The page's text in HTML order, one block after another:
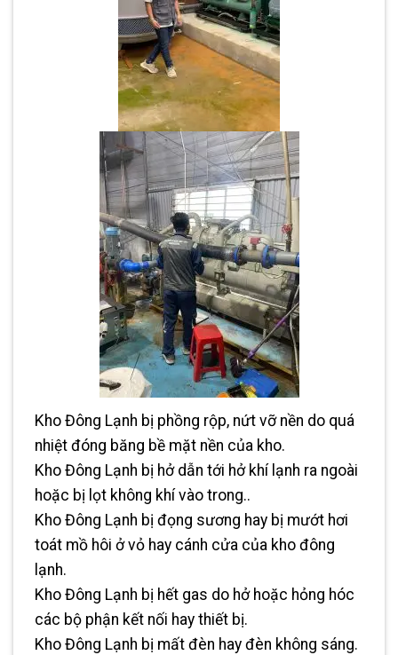
Kho Đông Lạnh bị phồng rộp, nứt vỡ nền do quá
nhiệt đóng băng bề mặt nền của kho.
Kho Đông Lạnh bị hở dẫn tới hở khí lạnh ra ngoài
hoặc bị lọt không khí vào trong..
Kho Đông Lạnh bị đọng sương hay bị mướt hơi
toát mồ hôi ở vỏ hay cánh cửa của kho đông
lạnh.
Kho Đông Lạnh bị hết gas do hở hoặc hỏng hóc
các bộ phận kết nối hay thiết bị.
Kho Đông Lạnh bị mất đèn hay đèn không sáng.